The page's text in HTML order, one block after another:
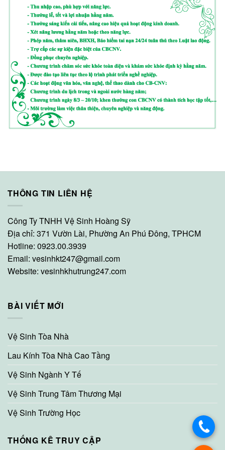
THÔNG TIN LIÊN HỆ
Công Ty TNHH Vệ Sinh Hoàng Sỹ
Địa chỉ: 371 Vườn Lài, Phường An Phú Đông, TPHCM
Hotline: 0923.00.3939
Email: vesinhkt247@gmail.com
Website: vesinhkhutrung247.com
BÀI VIẾT MỚI
Vệ Sinh Tòa Nhà
Lau Kính Tòa Nhà Cao Tầng
Vệ Sinh Ngành Y Tế
Vệ Sinh Trung Tâm Thương Mại
Vệ Sinh Trường Học
THỐNG KÊ TRUY CẬP